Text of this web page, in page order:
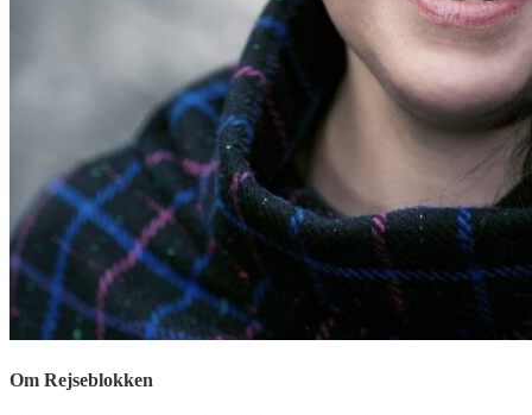
Om Rejseblokken